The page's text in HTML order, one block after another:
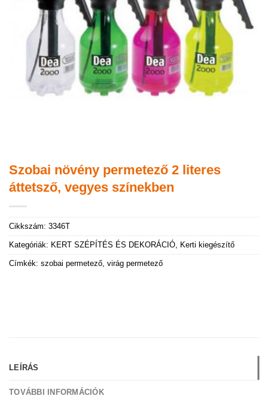
Szobai növény permetező 2 literes
áttetsző, vegyes színekben
Cikkszám: 3346T
Kategóriák: KERT SZÉPÍTÉS ÉS DEKORÁCIÓ, Kerti kiegészítő
Címkék: szobai permetező, virág permetező
LEÍRÁS
TOVÁBBI INFORMÁCIÓK